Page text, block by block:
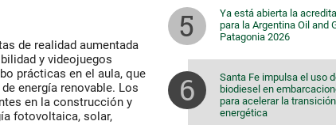
de realidad aumentada
y videojuegos
prácticas en el aula, que
energía renovable. Los
en la construcción y
fotovoltaica, solar,
Ya está abierta la
para la Argentina Oil and
Patagonia 2026
Santa Fe impulsa el uso
biodiesel en
para acelerar la transición
energética